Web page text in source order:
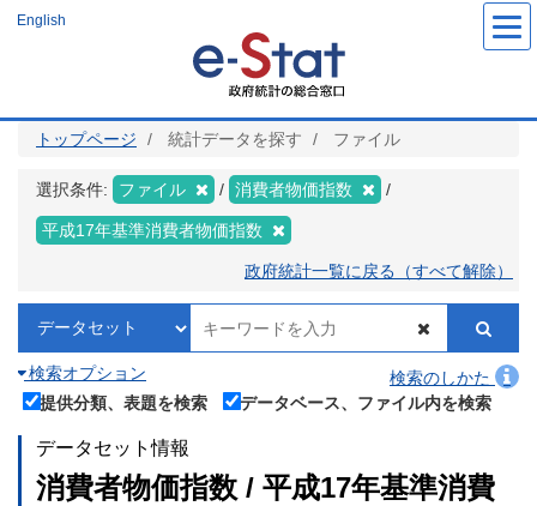
ツ
English
トップページ 統計データを探す ファイル
選択条件: ファイル 消費者物価指数
平成17年基準消費者物価指数
政府統計一覧に戻る（すべて解除）
検索オプション
検索のしかた
提供分類、表題を検索
データベース、ファイル内を検索
データセット情報
消費者物価指数 / 平成17年基準消費